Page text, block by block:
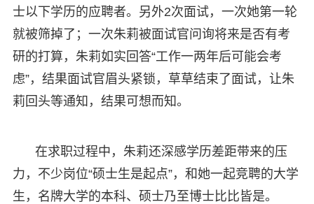
士以下学历的应聘者。另外2次面试，一次她第一轮
就被筛掉了；一次朱莉被面试官问询将来是否有考
研的打算，朱莉如实回答“工作一两年后可能会考
虑”，结果面试官眉头紧锁，草草结束了面试，让朱
莉回头等通知，结果可想而知。
在求职过程中，朱莉还深感学历差距带来的压
力，不少岗位“硕士生是起点”，和她一起竞聘的大学
生，名牌大学的本科、硕士乃至博士比比皆是。